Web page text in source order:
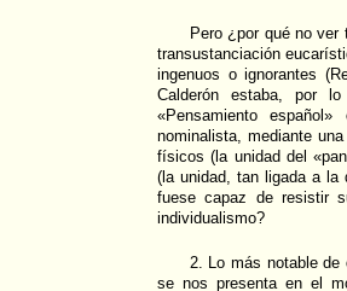
Pero ¿por qué no
transustanciación
ingenuos o ignorantes
Calderón estaba, por
«Pensamiento
nominalista, mediante
físicos (la unidad del
(la unidad, tan ligada a la
fuese capaz de resistir
individualismo?
2. Lo más notable de
se nos presenta en el